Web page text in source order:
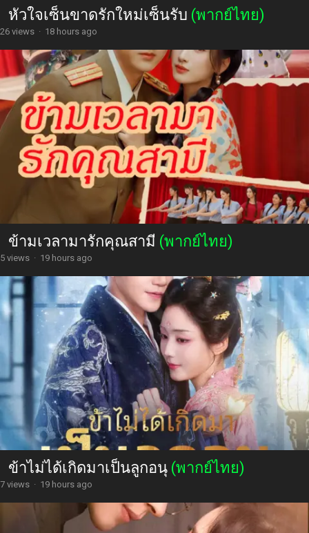
หัวใจเซ็นขาดรักใหม่เซ็นรับ (พากย์ไทย)
26 views · 18 hours ago
ข้ามเวลามารักคุณสามี (พากย์ไทย)
5 views · 19 hours ago
ข้าไม่ได้เกิดมาเป็นลูกอนุ (พากย์ไทย)
7 views · 19 hours ago